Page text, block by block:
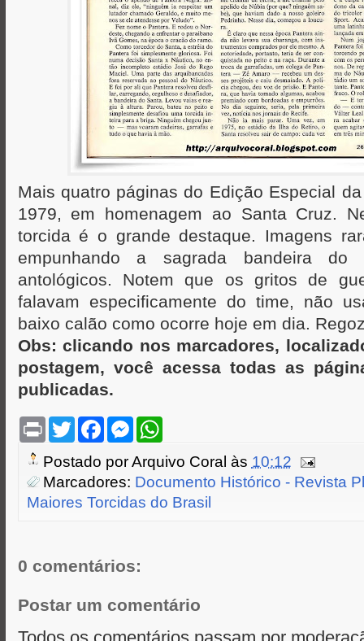
Mais quatro páginas do Edição Especial
1979, em homenagem ao Santa Cruz.
torcida é o grande destaque. Imagens
empunhando a sagrada bandeira
antológicos. Notem que os gritos de
falavam especificamente do time, não
baixo calão como ocorre hoje em dia.
Obs: clicando nos marcadores,
postagem, você acessa todas as
publicadas.
P
n
t
T
w
t
e
r
F
e
b
o
o
M
s
e
n
g
W
t
A
p
Postado porArquivo Coral às 10:12
Marcadores: Documento Histórico - Revista
Maiores Torcidas do Brasil
0 comentários:
Postar um comentário